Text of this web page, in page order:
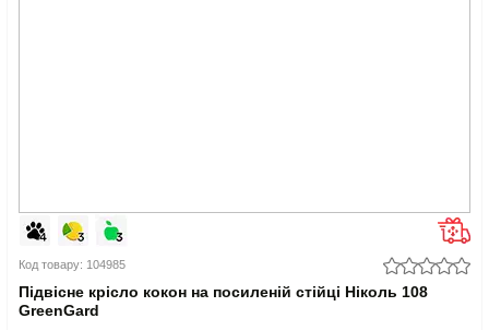
Код товару: 104985
Підвісне крісло кокон на посиленій стійці Ніколь 108
GreenGard